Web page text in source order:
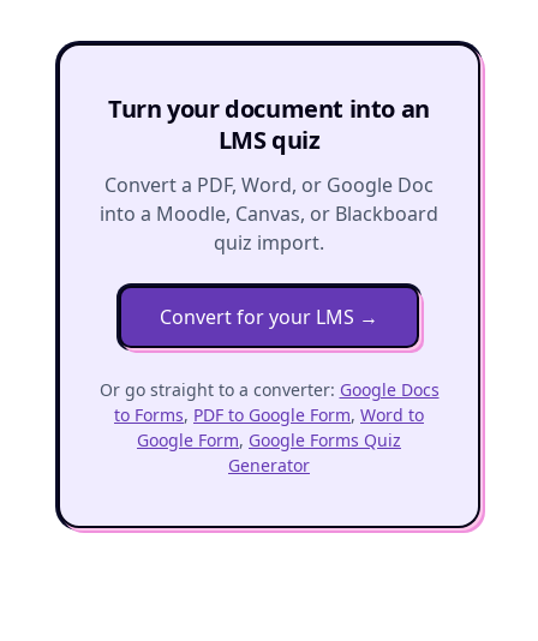
Turn your document into an
LMS quiz
Convert a PDF, Word, or Google Doc
into a Moodle, Canvas, or Blackboard
quiz import.
Convert for your LMS →
Or go straight to a converter: Google Docs
to Forms, PDF to Google Form, Word to
Google Form, Google Forms Quiz
Generator